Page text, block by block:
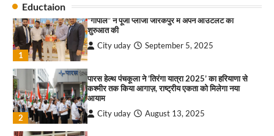
1
City uday August 6, 2026
“वोकल फॉर लोकल” से “लोकल टू ग्लोबल” की ओर भारत
का बढ़ता कदम, 12 से 15 अगस्त तक भारत मंडपम में होगा
भव्य भारत व्यापार महोत्सव : हरीश गर्ग
City uday August 6, 2026
सोलर एनर्जी वेंडर्स एसोसिएशन (सेवा) ने पंजाब में सौर
परियोजनाओं की बाधाओं को दूर करने के लिए पीएसपीसीएल
और एमएनआरई के उच्च अधिकारियों से की मुलाकात
Eductaion
1
“गोपाल” ने पूजा प्लाजा जीरकपुर में अपने आउटलेट की
शुरुआत की
City uday September 5, 2025
2
पारस हेल्थ पंचकूला ने ‘तिरंगा यात्रा 2025’ का हरियाणा से
कश्मीर तक किया आगाज़, राष्ट्रीय एकता को मिलेगा नया
आयाम
City uday August 13, 2025